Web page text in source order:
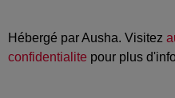
Hébergé par Ausha. Visitez
confidentialite pour plus